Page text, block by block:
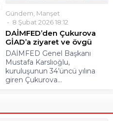
Gündem Manşet
8 Şubat 2026 18:12
DAİMFED’den Çukurova
GİAD’a ziyaret ve övgü
DAİMFED Genel Başkanı
Mustafa Karslıoğlu,
kuruluşunun 34’üncü yılına
giren Çukurova...